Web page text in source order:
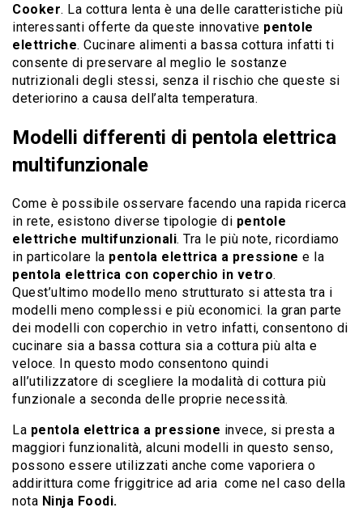
Cooker. La cottura lenta è una delle caratteristiche più
interessanti offerte da queste innovative pentole
elettriche. Cucinare alimenti a bassa cottura infatti ti
consente di preservare al meglio le sostanze
nutrizionali degli stessi, senza il rischio che queste si
deteriorino a causa dell’alta temperatura.
Modelli differenti di pentola elettrica
multifunzionale
Come è possibile osservare facendo una rapida ricerca
in rete, esistono diverse tipologie di pentole
elettriche multifunzionali. Tra le più note, ricordiamo
in particolare la pentola elettrica a pressione e la
pentola elettrica con coperchio in vetro.
Quest’ultimo modello meno strutturato si attesta tra i
modelli meno complessi e più economici. la gran parte
dei modelli con coperchio in vetro infatti, consentono di
cucinare sia a bassa cottura sia a cottura più alta e
veloce. In questo modo consentono quindi
all’utilizzatore di scegliere la modalità di cottura più
funzionale a seconda delle proprie necessità.
La pentola elettrica a pressione invece, si presta a
maggiori funzionalità, alcuni modelli in questo senso,
possono essere utilizzati anche come vaporiera o
addirittura come friggitrice ad aria come nel caso della
nota Ninja Foodi.